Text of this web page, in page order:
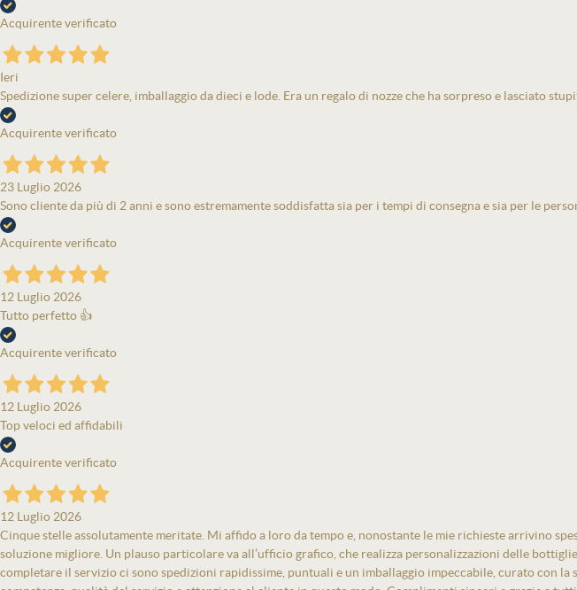
Acquirente verificato
Ieri
Spedizione super celere, imballaggio da dieci e lode. Era un regalo di nozze che ha sorpreso e lasciato
Acquirente verificato
23 Luglio 2026
Sono cliente da più di 2 anni e sono estremamente soddisfatta sia per i tempi di consegna e sia per le
Acquirente verificato
12 Luglio 2026
Tutto perfetto 👍
Acquirente verificato
12 Luglio 2026
Top veloci ed affidabili
Acquirente verificato
12 Luglio 2026
Cinque stelle assolutamente meritate. Mi affido a loro da tempo e, nonostante le mie richieste arrivino
soluzione migliore. Un plauso particolare va all’ufficio grafico, che realizza personalizzazioni delle
completare il servizio ci sono spedizioni rapidissime, puntuali e un imballaggio impeccabile, curato con